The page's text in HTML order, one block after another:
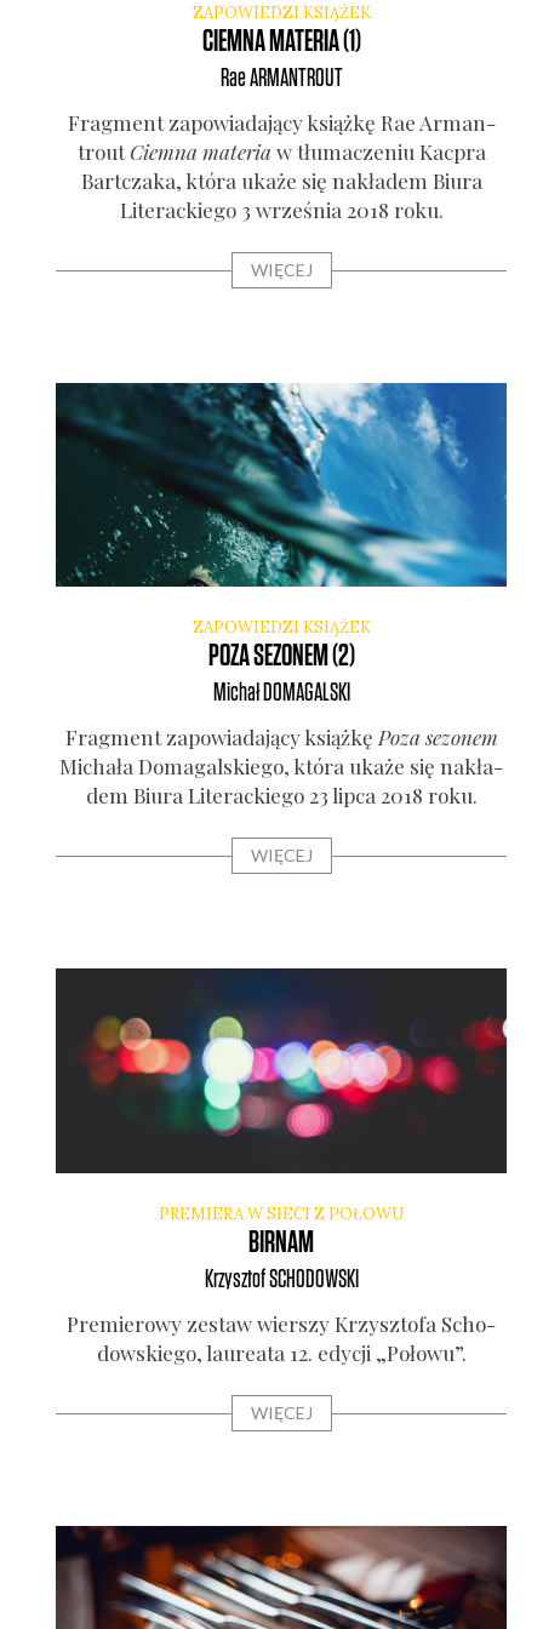
ZAPOWIEDZI KSIĄŻEK
CIEMNA MATERIA (1)
RaeARMANTROUT
Frag­ment zapo­wia­da­ją­cy książ­kę Rae Arman­
tro­utCiem­na mate­ria w tłu­ma­cze­niu Kac­pra
Bart­cza­ka, któ­ra uka­że się nakła­dem Biu­ra
Lite­rac­kie­go 3 wrze­śnia 2018 roku.
WIĘCEJ
ZAPOWIEDZI KSIĄŻEK
POZA SEZONEM (2)
MichałDOMAGALSKI
Frag­ment zapo­wia­da­ją­cy książ­kę Poza sezo­nem
Micha­ła Doma­gal­skie­go, któ­ra uka­że się nakła­
dem Biu­ra Lite­rac­kie­go 23 lip­ca 2018 roku.
WIĘCEJ
PREMIERA W SIECI Z POŁOWU
BIRNAM
KrzysztofSCHODOWSKI
Pre­mie­ro­wy zestaw wier­szy Krzysz­to­fa Scho­
dow­skie­go, lau­re­ata 12. edy­cji „Poło­wu”.
WIĘCEJ